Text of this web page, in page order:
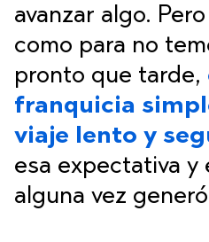
avanzar algo.
como para no
pronto que tarde,
franquicia
viaje lento y
esa expectativa y
alguna vez